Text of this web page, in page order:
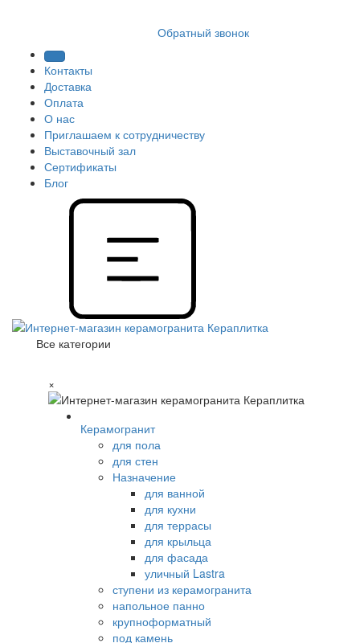
Обратный звонок
Контакты
Доставка
Оплата
О нас
Приглашаем к сотрудничеству
Выставочный зал
Сертификаты
Блог
Все категории
×
Керамогранит
для пола
для стен
Назначение
для ванной
для кухни
для террасы
для крыльца
для фасада
уличный Lastra
ступени из керамогранита
напольное панно
крупноформатный
под камень